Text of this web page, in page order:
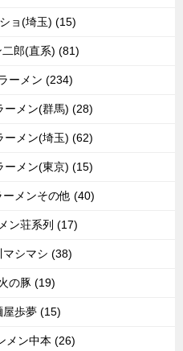
ョ(埼玉) (15)
二郎(直系) (81)
ーメン (234)
ーメン(群馬) (28)
ーメン(埼玉) (62)
ーメン(東京) (15)
ーメンその他 (40)
ン荘系列 (17)
マシマシ (38)
の豚 (19)
屋歩夢 (15)
メン中本 (26)